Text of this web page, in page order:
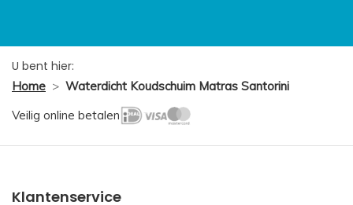
U bent hier:
Home > Waterdicht Koudschuim Matras Santorini
Veilig online betalen
Klantenservice